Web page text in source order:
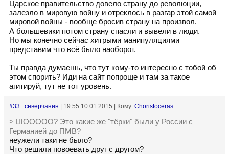
Царское правительство довело страну до революции,
залезло в мировую войну и отреклось в разгар этой самой
мировой войны - вообще бросив страну на произвол.
А большевики потом страну спасли и вывели в люди.
Но мы конечно сейчас хитрыми манипуляциями
представим что всё было наоборот.
Ты правда думаешь, что тут кому-то интересно с тобой об
этом спорить? Иди на сайт попроще и там за такое
агитируй, тут не тот уровень.
#33 северчанин | 19:55 10.01.2015 | Кому: Choristoceras
> ШООООО? Это какие же "тёрки" были у России с
Германией до ПМВ?
неужели таки не было?
Что решили повоевать друг с другом?